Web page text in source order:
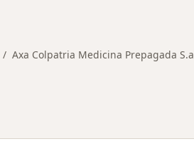
de ciudad
Axa Colpatria Medicina Prepagada